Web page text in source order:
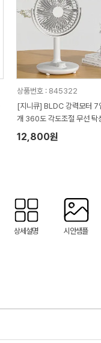
상품번호 : 845322
[지니큐] BLDC 강력모터 7
개 360도 각도조절 무선 탁
미니선풍기 FN-760M
m x 140mm x 270mm /
12,800원
상세설명 시안샘플